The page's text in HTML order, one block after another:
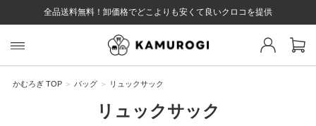
全品送料無料！卸価格でどこよりも安くて良いクロコを提供
ト 様
マイページ お気に入り カート
かむろぎ TOP バッグ リュックサック
リュックサック